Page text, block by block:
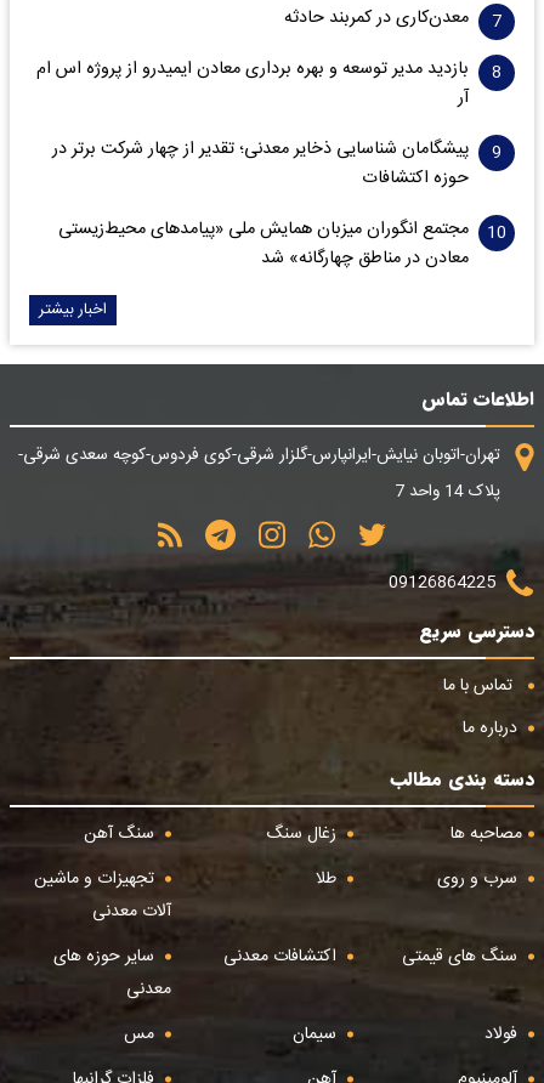
معدن‌کاری در کمربند حادثه
بازدید مدیر توسعه و بهره برداری معادن ایمیدرو از پروژه اس ام
آر
پیشگامان شناسایی ذخایر معدنی؛ تقدیر از چهار شرکت برتر در
حوزه اکتشافات‌
مجتمع انگوران میزبان همایش ملی «پیامدهای محیط‌زیستی
معادن در مناطق چهارگانه» شد
اخبار بیشتر
اطلاعات تماس
تهران-اتوبان نیایش-ایرانپارس-گلزار شرقی-کوی فردوس-کوچه سعدی شرقی-
پلاک 14 واحد 7
09126864225
دسترسی سریع
تماس با ما
درباره ما
دسته بندی مطالب
مصاحبه ها
زغال سنگ
سنگ آهن
سرب و روی
طلا
تجهیزات و ماشین
آلات معدنی
سنگ های قیمتی
اکتشافات معدنی
سایر حوزه های
معدنی
فولاد
سیمان
مس